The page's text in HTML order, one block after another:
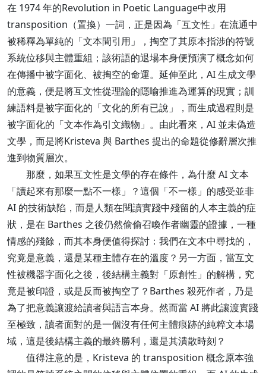
在 1974 年的Revolution in Poetic Language中改用
transposition（置換）一詞，正是因為「互文性」在流通中
被稀釋為單純的「文本間引用」，掏空了其原本指涉的符號
系統位移與主體重組；該術語的退場本身便預演了概念如何
在傳播中被字面化、被掏空的命運。延伸至此，AI 生成文學
的意義，便是將互文性從理論的隱喻推進為運算的現實；訓
練語料是被字面化的「文化的所有已說」，而生成過程則是
被字面化的「文本作為引文織物」。由此看來，AI 並未偽造
文學，而是將Kristeva 與 Barthes 提出的命題從修辭層次推
進到物質層次。
那麼，如果互文性是文學的存在條件，為什麼 AI 文本
「讀起來有那麼一點不一樣」？這個「不一樣」的感受並非
AI 的技術缺陷，而是人類在閱讀實踐中殘留的人本主義的症
狀，是在 Barthes 之後仍然偷偷召喚作者幽靈的證據，一種
情感的殘餘，而其本身便值得探討：我們在文本中尋找的，
究竟是意義，還是某種主體存在的溫度？另一方面，當互文
性被機器字面化之後，後結構主義對「原創性」的解構，究
竟是被印證，或是反而被掏空了？Barthes 殺死作者，乃是
為了把意義讓渡給讀者與語言本身。然而當 AI 將此讓渡實踐
至極致，讀者面對的是一個沒有任何主體痕跡的純粹文本場
域，這是後結構主義的最終勝利，還是其潰散時刻？
值得注意的是，Kristeva 的 transposition 概念原本強